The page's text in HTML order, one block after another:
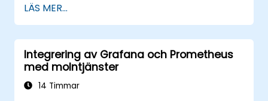
snabbare problemlösning.
Använd Grafana för att visualisera och
hantera varningar effektivt.
LÄS MER...
Integrering av Grafana och Prometheus
med molntjänster
14 Timmar